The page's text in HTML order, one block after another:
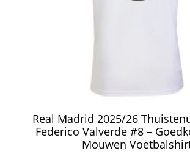
Real Madrid 2025/26
Federico Valverde #8 –
Mouwen